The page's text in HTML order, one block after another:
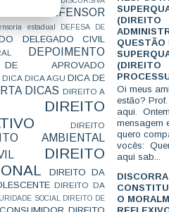
DEFENSOR
estadual
DEFESA DE
DELEGADO CIVIL
DEPOIMENTO
APROVADO
DICA DICA AGU DICA DE
DICAS DIREITO A
DIREITO
DIREITO
AMBIENTAL
DIREITO
DIREITO DA
DIREITO DA
SOCIAL
DIREITO DE
(DIREITO
QUESTÃO
(DIREITO
Oi meus
estão?
aqui.
mensagem
quero
vocês:
aqui sab...
O